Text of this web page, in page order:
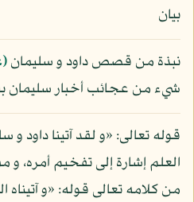
بيان
نبذة من قصص داود و سليمان
شيء من عجائب أخبار سليمان
قوله تعالى: «و لقد آتينا داود و
العلم إشارة إلى تفخيم أمره، و
من كلامه تعالى قوله: «و